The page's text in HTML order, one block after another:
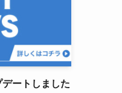
ートしました